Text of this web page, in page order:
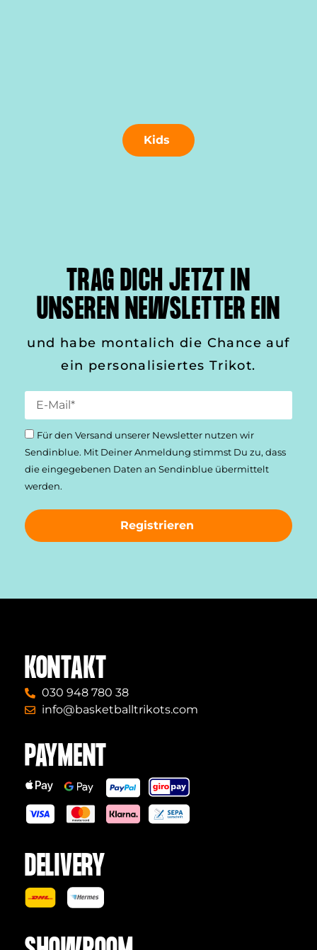
Kids
TRAG DICH JETZT IN
UNSEREN NEWSLETTER EIN
und habe montalich die Chance auf
ein personalisiertes Trikot.
Für den Versand unserer Newsletter nutzen wir
Sendinblue. Mit Deiner Anmeldung stimmst Du zu, dass
die einge­gebenen Daten an Sendinblue übermittelt
werden.
Registrieren
KONTAKT
030 948 780 38
info@basketballtrikots.com
PAYMENT
DELIVERY